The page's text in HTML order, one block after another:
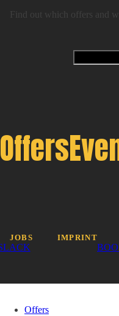
Find out which offers and
Offers
JOBS IMPRINT
Offers